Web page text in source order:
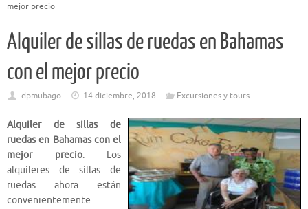
mejor precio
Alquiler de sillas de ruedas en Bahamas
con el mejor precio
dpmubago 14 diciembre, 2018 Excursiones y tours
Alquiler de sillas de
ruedas en Bahamas con el
mejor precio. Los
alquileres de sillas de
ruedas ahora están
convenientemente